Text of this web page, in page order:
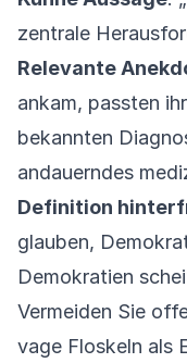
zentrale
Relevante
ankam, passten
bekannten
andauerndes
Definition
glauben,
Demokratien
Vermeiden Sie
vage Floskeln als